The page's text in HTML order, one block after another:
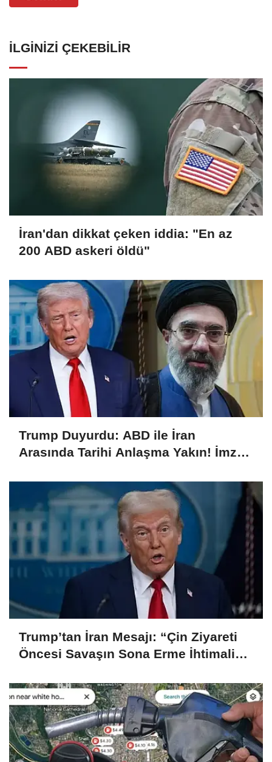
İLGINIZI ÇEKEBILIR
İran'dan dikkat çeken iddia: "En az
200 ABD askeri öldü"
Trump Duyurdu: ABD ile İran
Arasında Tarihi Anlaşma Yakın! İmza
Trump’tan İran Mesajı: “Çin Ziyareti
Öncesi Savaşın Sona Erme İhtimali